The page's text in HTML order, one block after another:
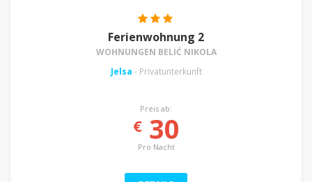
Ferienwohnung 2
WOHNUNGEN BELIĆ NIKOLA
Jelsa - Privatunterkunft
Preis ab:
€30
Pro Nacht